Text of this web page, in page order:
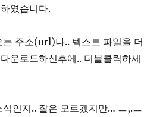
였습니다.
는 주소(url)나.. 텍스트 파일을 더
운로드하신후에.. 더블클릭하세
식인지.. 잘은 모르겠지만… ㅡ,.ㅡ